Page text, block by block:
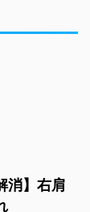
消】右肩